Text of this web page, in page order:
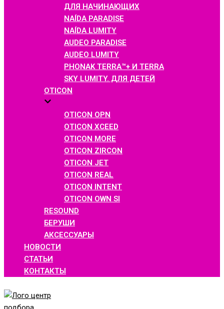
ДЛЯ НАЧИНАЮЩИХ
NAÍDA PARADISE
NAÍDA LUMITY
AUDEO PARADISE
AUDEO LUMITY
PHONAK TERRA™+ И TERRA
SKY LUMITY. ДЛЯ ДЕТЕЙ
OTICON
OTICON OPN
OTICON XCEED
OTICON MORE
OTICON ZIRCON
OTICON JET
OTICON REAL
OTICON INTENT
OTICON OWN SI
RESOUND
БЕРУШИ
АКСЕССУАРЫ
НОВОСТИ
СТАТЬИ
КОНТАКТЫ